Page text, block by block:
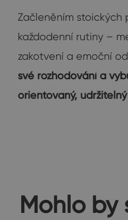
Začleněním stoických
každodenní rutiny –
zakotvení a emoční
své rozhodování a
orientovaný, udržitelný
Mohlo by